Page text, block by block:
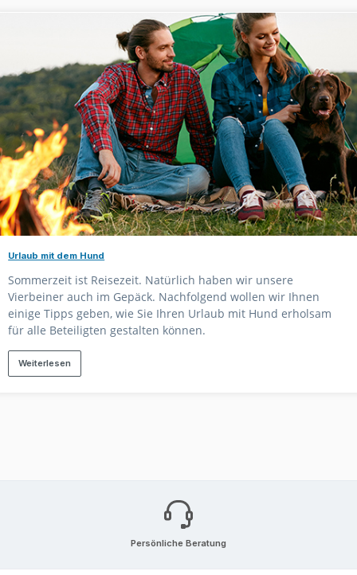
Urlaub mit dem Hund
Sommerzeit ist Reisezeit. Natürlich haben wir unsere
Vierbeiner auch im Gepäck. Nachfolgend wollen wir Ihnen
einige Tipps geben, wie Sie Ihren Urlaub mit Hund erholsam
für alle Beteiligten gestalten können.
Weiterlesen
Persönliche Beratung